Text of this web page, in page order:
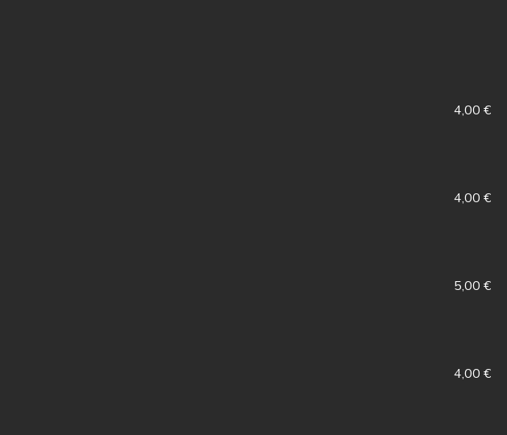
4,00 €
4,00 €
5,00 €
4,00 €